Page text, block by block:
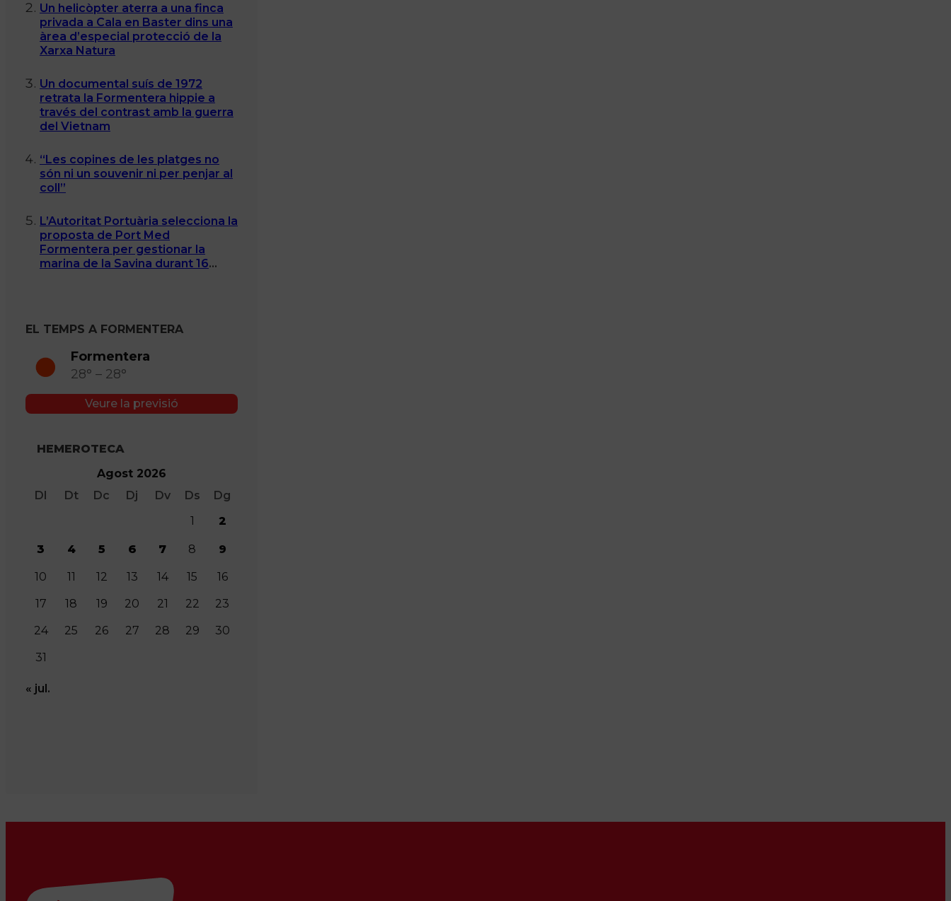
Un helicòpter aterra a una finca
privada a Cala en Baster dins una
àrea d’especial protecció de la
Xarxa Natura
Un documental suís de 1972
retrata la Formentera hippie a
través del contrast amb la guerra
del Vietnam
“Les copines de les platges no
són ni un souvenir ni per penjar al
coll”
L’Autoritat Portuària selecciona la
proposta de Port Med
Formentera per gestionar la
marina de la Savina durant 16
EL TEMPS A FORMENTERA
Formentera
28° – 28°
Veure la previsió
HEMEROTECA
Agost 2026
Dl
Dt Dc Dj Dv Ds
Dg
1
2
3 4 5 6 7 8 9
10 11 12 13 14 15
16
17
18 19 20 21 22
23
24
25 26 27 28 29
30
31
« jul.